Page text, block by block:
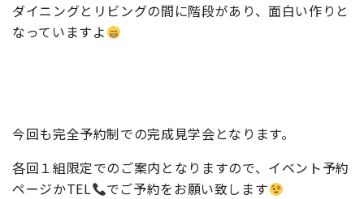
ダイニングとリビングの間に階段があり、面白い作りと
なっていますよ
今回も完全予約制での完成見学会となります。
各回１組限定でのご案内となりますので、イベント予約
ページかTEL
でご予約をお願い致します